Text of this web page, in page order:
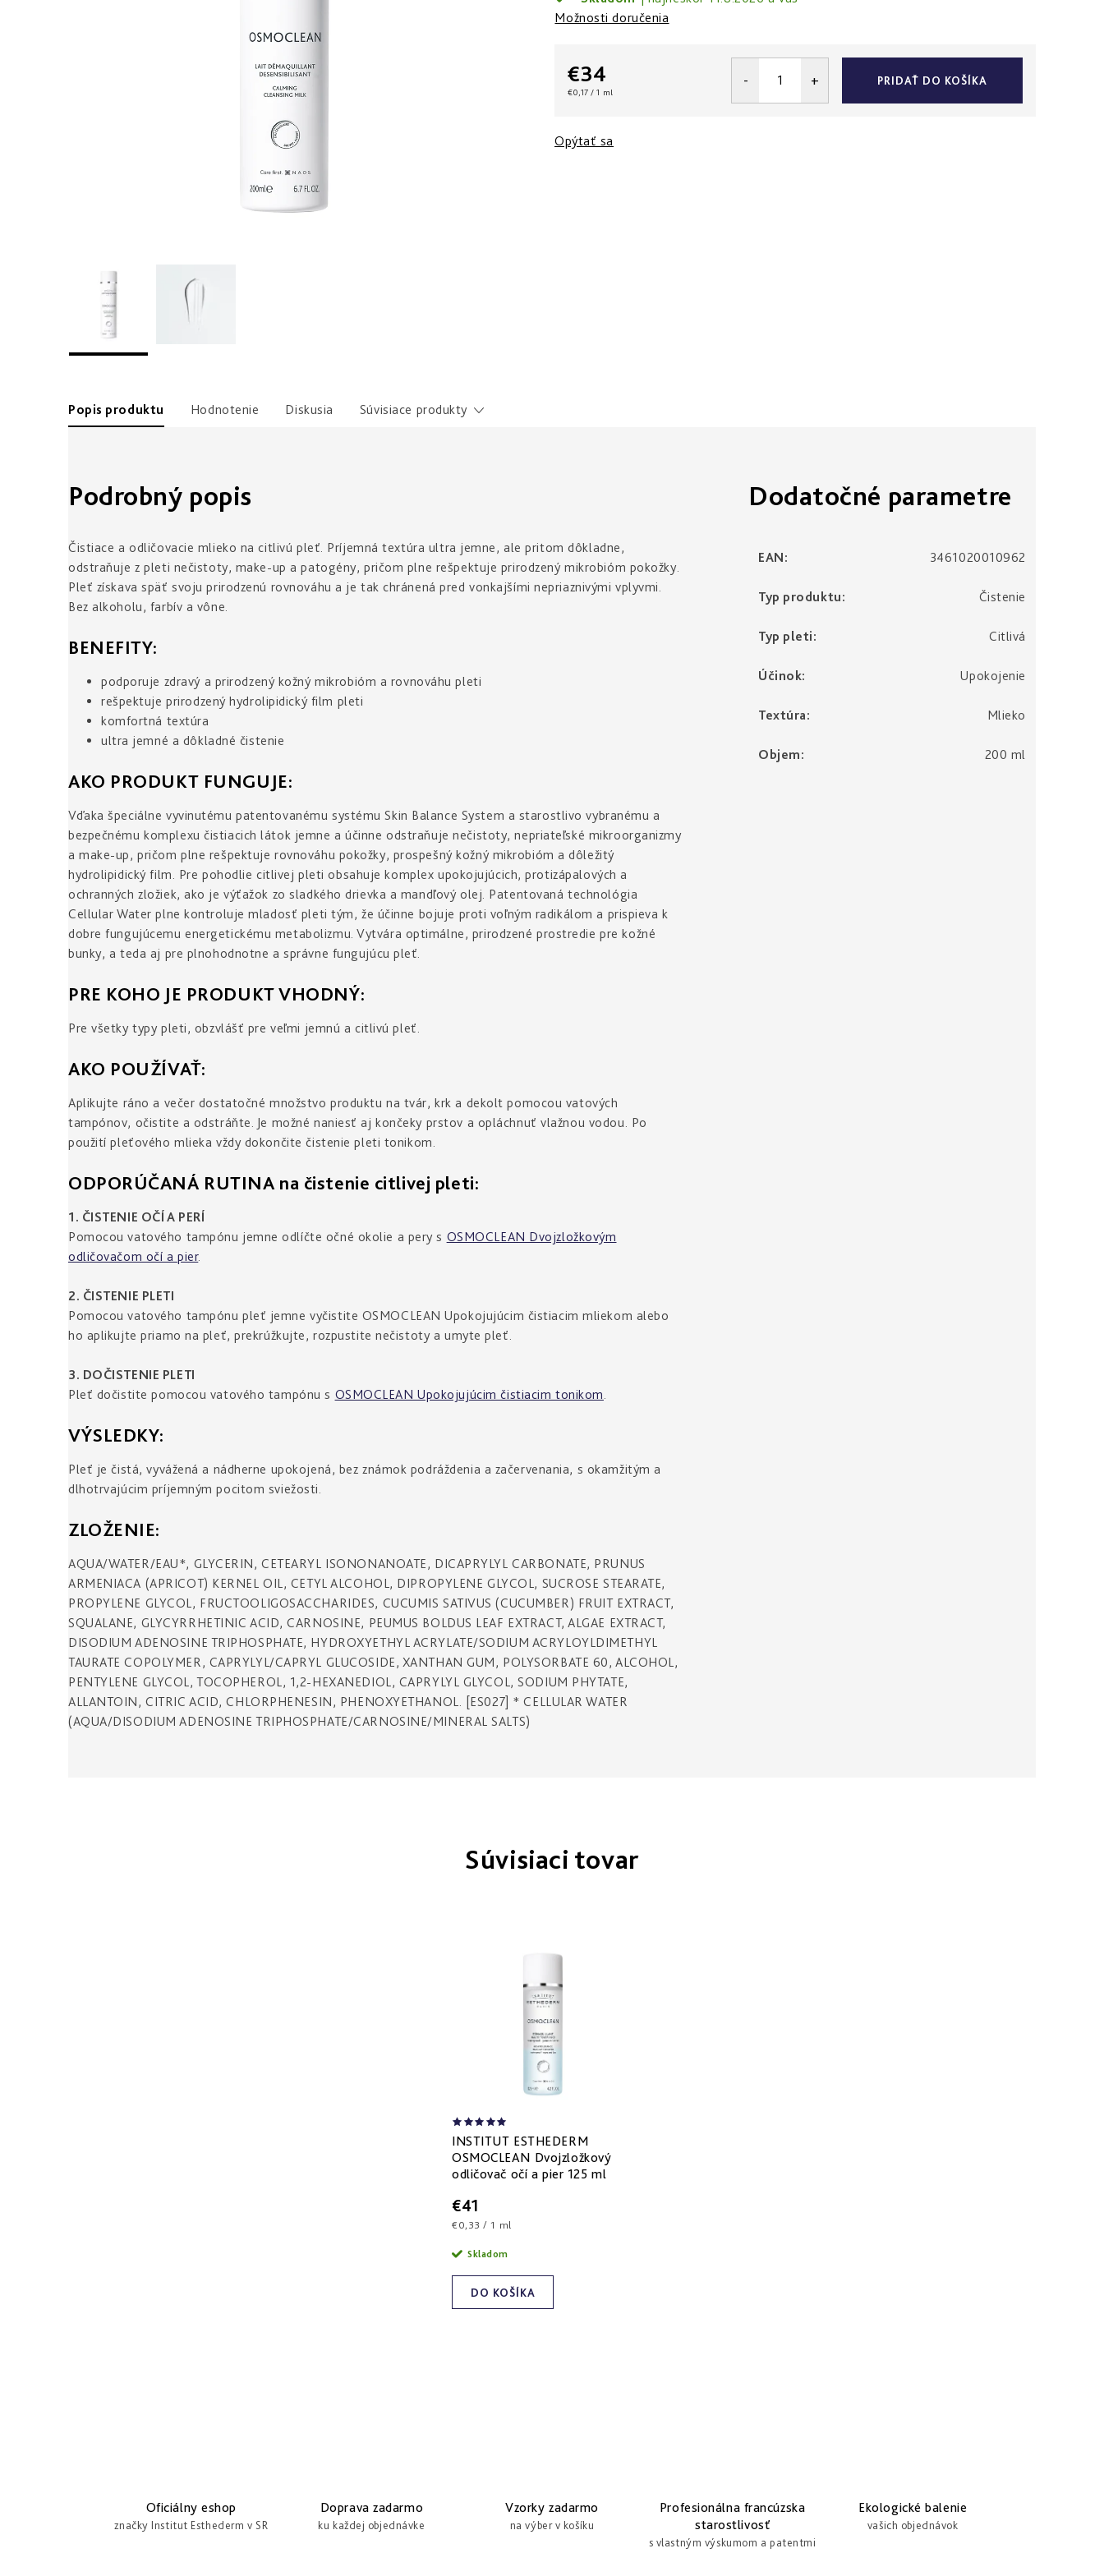
Možnosti doručenia
€34
Jednotková
€0,17 / 1 ml
PRIDAŤ DO KOŠÍKA
Opýtať sa
Popis produktu Hodnotenie Diskusia Súvisiace produkty
Podrobný popis
Čistiace a odličovacie mlieko na citlivú pleť. Príjemná textúra ultra jemne, ale pritom dôkladne,
odstraňuje z pleti nečistoty, make-up a patogény, pričom plne rešpektuje prirodzený mikrobióm pokožky.
Pleť získava späť svoju prirodzenú rovnováhu a je tak chránená pred vonkajšími nepriaznivými vplyvmi.
Bez alkoholu, farbív a vône.
BENEFITY:
podporuje zdravý a prirodzený kožný mikrobióm a rovnováhu pleti
rešpektuje prirodzený hydrolipidický film pleti
komfortná textúra
ultra jemné a dôkladné čistenie
AKO PRODUKT FUNGUJE:
Vďaka špeciálne vyvinutému patentovanému systému Skin Balance System a starostlivo vybranému a
bezpečnému komplexu čistiacich látok jemne a účinne odstraňuje nečistoty, nepriateľské mikroorganizmy
a make-up, pričom plne rešpektuje rovnováhu pokožky, prospešný kožný mikrobióm a dôležitý
hydrolipidický film. Pre pohodlie citlivej pleti obsahuje komplex upokojujúcich, protizápalových a
ochranných zložiek, ako je výťažok zo sladkého drievka a mandľový olej. Patentovaná technológia
Cellular Water plne kontroluje mladosť pleti tým, že účinne bojuje proti voľným radikálom a prispieva k
dobre fungujúcemu energetickému metabolizmu. Vytvára optimálne, prirodzené prostredie pre kožné
bunky, a teda aj pre plnohodnotne a správne fungujúcu pleť.
PRE KOHO JE PRODUKT VHODNÝ:
Pre všetky typy pleti, obzvlášť pre veľmi jemnú a citlivú pleť.
AKO POUŽÍVAŤ:
Aplikujte ráno a večer dostatočné množstvo produktu na tvár, krk a dekolt pomocou vatových
tampónov, očistite a odstráňte. Je možné naniesť aj končeky prstov a opláchnuť vlažnou vodou. Po
použití pleťového mlieka vždy dokončite čistenie pleti tonikom.
ODPORÚČANÁ RUTINA na čistenie citlivej pleti:
1. ČISTENIE OČÍ A PERÍ
Pomocou vatového tampónu jemne odlíčte očné okolie a pery s OSMOCLEAN Dvojzložkovým
odličovačom očí a pier.
2. ČISTENIE PLETI
Pomocou vatového tampónu pleť jemne vyčistite OSMOCLEAN Upokojujúcim čistiacim mliekom alebo
ho aplikujte priamo na pleť, prekrúžkujte, rozpustite nečistoty a umyte pleť.
3. DOČISTENIE PLETI
Pleť dočistite pomocou vatového tampónu s OSMOCLEAN Upokojujúcim čistiacim tonikom
VÝSLEDKY:
Pleť je čistá, vyvážená a nádherne upokojená, bez známok podráždenia a začervenania, s okamžitým a
dlhotrvajúcim príjemným pocitom sviežosti.
ZLOŽENIE:
AQUA/WATER/EAU*, GLYCERIN, CETEARYL ISONONANOATE, DICAPRYLYL CARBONATE, PRUNUS
ARMENIACA (APRICOT) KERNEL OIL, CETYL ALCOHOL, DIPROPYLENE GLYCOL, SUCROSE STEARATE,
PROPYLENE GLYCOL, FRUCTOOLIGOSACCHARIDES, CUCUMIS SATIVUS (CUCUMBER) FRUIT EXTRACT,
SQUALANE, GLYCYRRHETINIC ACID, CARNOSINE, PEUMUS BOLDUS LEAF EXTRACT, ALGAE EXTRACT,
DISODIUM ADENOSINE TRIPHOSPHATE, HYDROXYETHYL ACRYLATE/SODIUM ACRYLOYLDIMETHYL
TAURATE COPOLYMER, CAPRYLYL/CAPRYL GLUCOSIDE, XANTHAN GUM, POLYSORBATE 60, ALCOHOL,
PENTYLENE GLYCOL, TOCOPHEROL, 1,2-HEXANEDIOL, CAPRYLYL GLYCOL, SODIUM PHYTATE,
ALLANTOIN, CITRIC ACID, CHLORPHENESIN, PHENOXYETHANOL. [ES027] * CELLULAR WATER
(AQUA/DISODIUM ADENOSINE TRIPHOSPHATE/CARNOSINE/MINERAL SALTS)
Dodatočné parametre
EAN: 3461020010962
Typ produktu: Čistenie
Typ pleti: Citlivá
Účinok: Upokojenie
Textúra: Mlieko
Objem: 200 ml
Súvisiaci tovar
INSTITUT ESTHEDERM
OSMOCLEAN Dvojzložkový
odličovač očí a pier 125 ml
€41
Jednotková
€0,33 / 1 ml
DO KOŠÍKA
Skladom
Oficiálny eshop
značky Institut Esthederm v SR
Doprava zadarmo
ku každej objednávke
Vzorky zadarmo
na výber v košíku
Profesionálna francúzska
starostlivosť
s vlastným výskumom a patentmi
Ekologické balenie
vašich objednávok